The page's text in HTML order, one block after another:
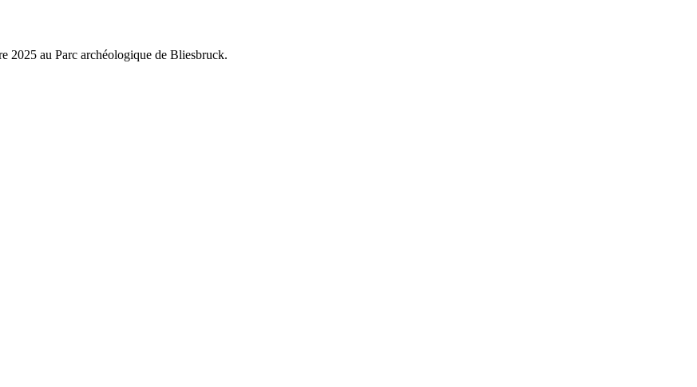
2025 au Parc archéologique de Bliesbruck.